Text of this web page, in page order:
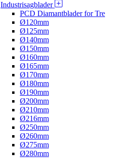
Industrisagblader
PCD Diamantblader for Tre
Ø120mm
Ø125mm
Ø140mm
Ø150mm
Ø160mm
Ø165mm
Ø170mm
Ø180mm
Ø190mm
Ø200mm
Ø210mm
Ø216mm
Ø250mm
Ø260mm
Ø275mm
Ø280mm